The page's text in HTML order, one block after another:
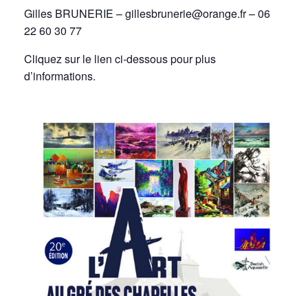
Gilles BRUNERIE – gillesbrunerie@orange.fr – 06
22 60 30 77
Cliquez sur le lien ci-dessous pour plus
d’informations.